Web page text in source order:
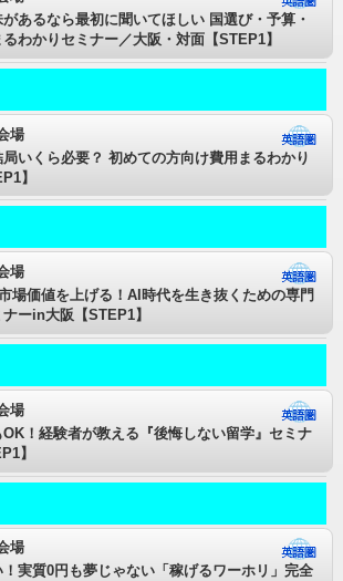
あるなら最初に聞いてほしい 国選び・予算・
わかりセミナー／大阪・対面【STEP1】
場
いくら必要？ 初めての方向け費用まるわかり
】
場
場価値を上げる！AI時代を生き抜くための専門
ーin大阪【STEP1】
場
！経験者が教える『後悔しない留学』セミナ
】
場
！実質0円も夢じゃない「稼げるワーホリ」完全